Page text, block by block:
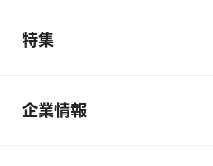
特集
企業情報